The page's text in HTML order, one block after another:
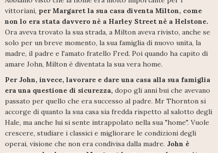
vittoriani, per Margaret la sua casa diventa Milton, come
non lo era stata davvero nè a Harley Street nè a Helstone.
Ora aveva trovato la sua strada, a Milton aveva rivisto, anche se
solo per un breve momento, la sua famiglia di nuovo unita, la
madre, il padre e l'amato fratello Fred. Poi quando ha capito di
amare John, Milton è diventata la sua vera home.
Per John, invece, lavorare e dare una casa alla sua famiglia
era una questione di sicurezza, dopo gli anni bui che avevano
passato per quello che era successo al padre. Mr Thornton si
accorge di quanto la sua casa sia fredda rispetto al salotto degli
Hale, ma anche lui si sente intrappolato nella sua "home". Vuole
crescere, studiare i classici e migliorare le condizioni degli
operai, visione che non era condivisa dalla madre. John è